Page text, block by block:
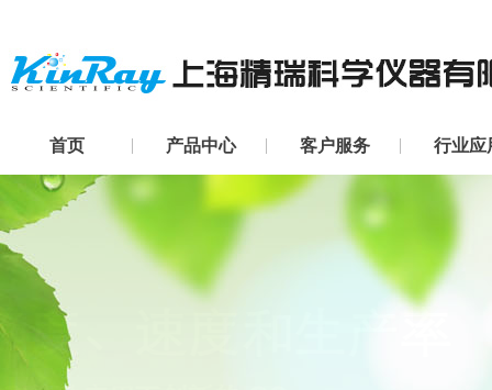
首页 产品中心 客户服务 行业应